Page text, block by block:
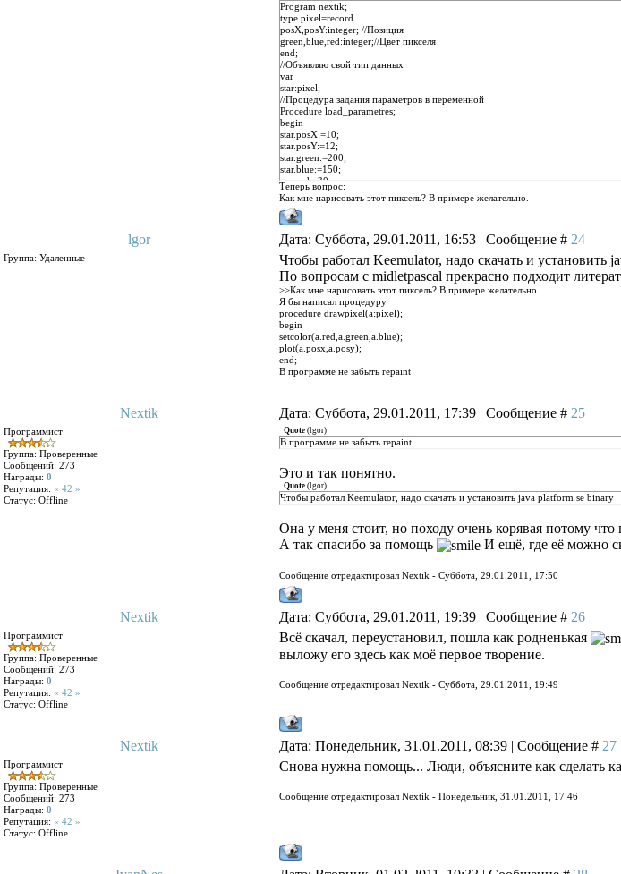
Program nextik;
type pixel=record
posX,posY:integer; //Позиция
green,blue,red:integer;//Цвет пикселя
end;
//Объявляю свой тип данных
var
star:pixel;
//Процедура задания параметров в переменной
Procedure load_parametres;
begin
star.posX:=10;
star.posY:=12;
star.green:=200;
star.blue:=150;
star.red:=30;
end;
//Основной код программы
Begin
load_parametres;
//остальной код и всё такое...
end.
Теперь вопрос:
Как мне нарисовать этот пиксель? В примере желательно.
lgor Дата: Суббота, 29.01.2011, 16:53 | Сообщение # 24
Группа: Удаленные
Чтобы работал Keemulator, надо скачать и установить
По вопросам c midletpascal прекрасно подходит
>>Как мне нарисовать этот пиксель? В примере желательно.
Я бы написал процедуру
procedure drawpixel(a:pixel);
begin
setcolor(a.red,a.green,a.blue);
plot(a.posx,a.posy);
end;
В программе не забыть repaint
Nextik Дата: Суббота, 29.01.2011, 17:39 | Сообщение # 25
Программист
Группа: Проверенные
Сообщений: 273
Награды: 0
Репутация: « 42 »
Статус: Offline
Quote (lgor)
В программе не забыть repaint
Это и так понятно.
Quote (lgor)
Чтобы работал Keemulator, надо скачать и установить java platform se binary
Она у меня стоит, но походу очень корявая потому
А так спасибо за помощь
И ещё, где её можно
Сообщение отредактировал Nextik - Суббота, 29.01.2011, 17:50
Nextik Дата: Суббота, 29.01.2011, 19:39 | Сообщение # 26
Программист
Группа: Проверенные
Сообщений: 273
Награды: 0
Репутация: « 42 »
Статус: Offline
Всё скачал, переустановил, пошла как родненькая
выложу его здесь как моё первое творение.
Сообщение отредактировал Nextik - Суббота, 29.01.2011, 19:49
Nextik Дата: Понедельник, 31.01.2011, 08:39 | Сообщение # 27
Программист
Группа: Проверенные
Сообщений: 273
Награды: 0
Репутация: « 42 »
Статус: Offline
Снова нужна помощь... Люди, объясните как сделать
Сообщение отредактировал Nextik - Понедельник, 31.01.2011, 17:46